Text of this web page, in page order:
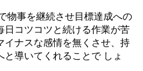
物事を継続させ目標達成への
日コツコツと続ける作業が苦
イナスな感情を無くさせ、持
導いてくれることで しょ